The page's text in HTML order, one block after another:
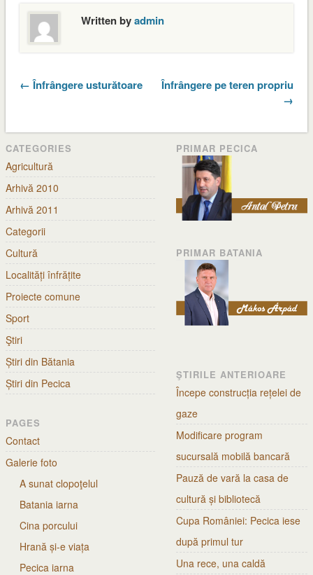
Written byadmin
← Înfrângere usturătoare
Înfrângere pe teren propriu
→
CATEGORIES
Agricultură
Arhivă 2010
Arhivă 2011
Categorii
Cultură
Localități înfrățite
Proiecte comune
Sport
Ştiri
Știri din Bătania
Știri din Pecica
PAGES
Contact
Galerie foto
A sunat clopoţelul
Batania iarna
Cina porcului
Hrană și-e viața
Pecica iarna
PRIMAR PECICA
PRIMAR BATANIA
ŞTIRILE ANTERIOARE
Începe construcția rețelei de
gaze
Modificare program
sucursală mobilă bancară
Pauză de vară la casa de
cultură și bibliotecă
Cupa României: Pecica iese
după primul tur
Una rece, una caldă